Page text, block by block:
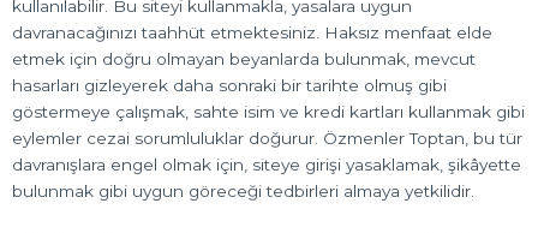
kullanılabilir. Bu siteyi kullanmakla, yasalara uygun
davranacağınızı taahhüt etmektesiniz. Haksız menfaat elde
etmek için doğru olmayan beyanlarda bulunmak, mevcut
hasarları gizleyerek daha sonraki bir tarihte olmuş gibi
göstermeye çalışmak, sahte isim ve kredi kartları kullanmak gibi
eylemler cezai sorumluluklar doğurur. Özmenler Toptan, bu tür
davranışlara engel olmak için, siteye girişi yasaklamak, şikâyette
bulunmak gibi uygun göreceği tedbirleri almaya yetkilidir.